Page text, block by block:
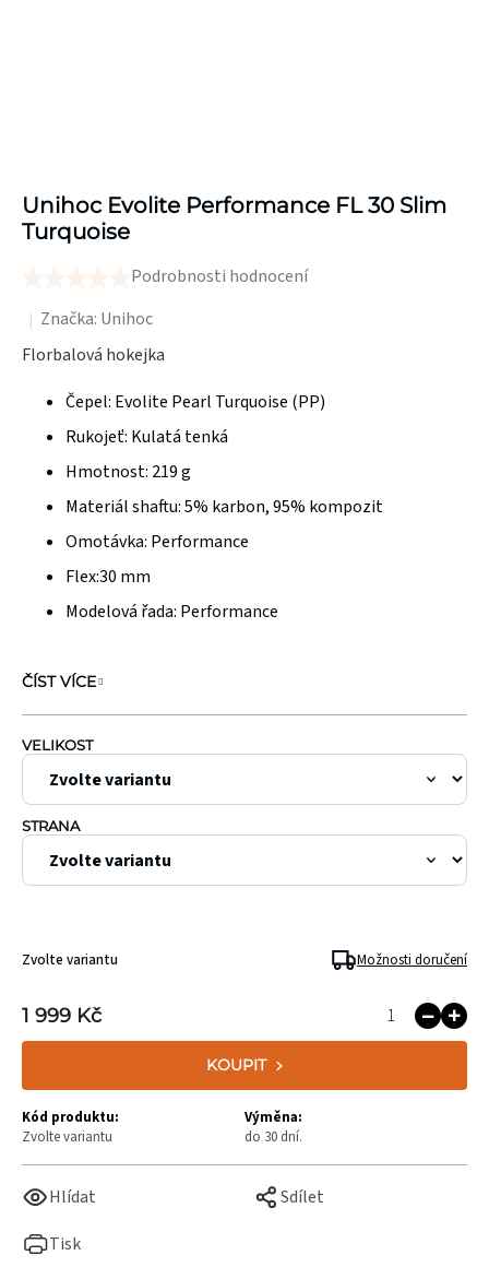
Unihoc Evolite Performance FL 30 Slim
Turquoise
hodnocení
produktu
hvězdiček.
Podrobnosti hodnocení
Značka: Unihoc
VELIKOST
STRANA
Florbalová hokejka
Čepel: Evolite Pearl Turquoise (PP)
Rukojeť: Kulatá tenká
Hmotnost: 219 g
Materiál shaftu: 5% karbon, 95% kompozit
Omotávka: Performance
Flex:30 mm
Modelová řada: Performance
ČÍST VÍCE
Tisk
Hlídat Sdílet
1 999 Kč
KOUPIT
Zvolte variantu Možnosti doručení
Kód produktu:
Zvolte variantu
Výměna:
do 30 dní.